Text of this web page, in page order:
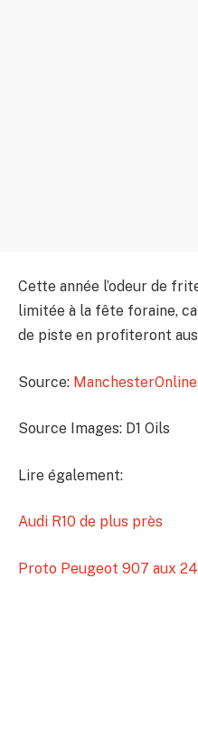
Cette année l’odeur de
limitée à la fête foraine,
de piste en profiteront
Source: ManchesterOnline
Source Images: D1 Oils
Lire également:
Audi R10 de plus près
Proto Peugeot 907 aux